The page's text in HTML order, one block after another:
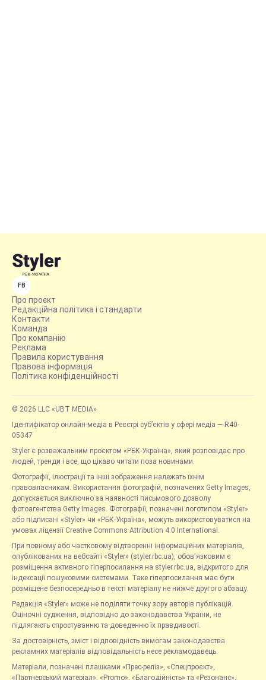
FB
Про проєкт
Редакційна політика і стандарти
Контакти
Команда
Про компанію
Реклама
Правила користування
Правова інформація
Політика конфіденційності
© 2026 LLC «UBT MEDIA»
Ідентифікатор онлайн-медіа в Реєстрі суб’єктів у сфері медіа — R40-
05347
Styler є розважальним проєктом «РБК-Україна», який розповідає про
людей, тренди і все, що цікаво читати поза новинами.
Фотографії, ілюстрації та інші зображення належать їхнім
правовласникам. Використання фотографій, позначених Getty Images,
допускається виключно за наявності письмового дозволу
фотоагентства Getty Images. Фотографії, позначені логотипом «Styler»
або підписані «Styler» чи «РБК-Україна», можуть використовуватися на
умовах ліцензії Creative Commons Attribution 4.0 International.
При повному або частковому відтворенні інформаційних матеріалів,
опублікованих на вебсайті «Styler» (styler.rbc.ua), обов'язковим є
розміщення активного гіперпосилання на styler.rbc.ua, відкритого для
індексації пошуковими системами. Таке гіперпосилання має бути
розміщене безпосередньо в тексті матеріалу не нижче другого абзацу.
Редакція «Styler» може не поділяти точку зору авторів публікацій.
Оціночні судження, відповідно до законодавства України, не
підлягають спростуванню та доведенню їх правдивості.
За достовірність, зміст і відповідність вимогам законодавства
рекламних матеріалів відповідальність несе рекламодавець.
Матеріали, позначені плашками «Прес-реліз», «Спецпроєкт»,
«Партнерський матеріал», «Promo», «Благодійність» та «Резонанс»,